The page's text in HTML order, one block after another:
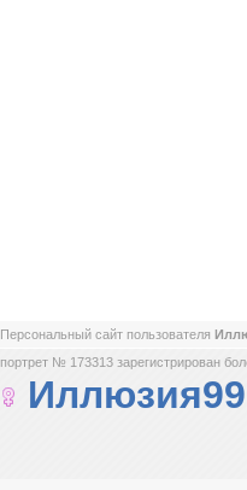
Персональный сайт пользователя
портрет № 173313 зарегистрирован